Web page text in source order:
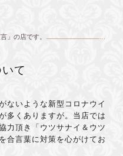
」の店です。
て
ないような新型コロナウイ
多くありますが。当店では
力頂き「ウツサナイ＆ウツ
合言葉に対策を心がけてお